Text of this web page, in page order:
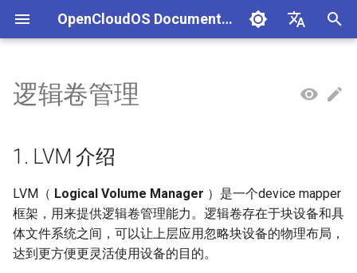
OpenCloudOS Documentation
English
n
a
i
组织架构
社区准则
社区SIG
镜像源地址
邮件列表
OpenCloudOS 版本介绍
OpenCloudOS v8.8发行说明
OpenCloudOS v8.6发行说明
OpenCloudOS v9.0发行说明
OpenCloudOS v9.2发行说明
行说明
快速入门
基础配置
系统管理
内核更新
系统状态监控
可用的存储选项
使用Anaconda_ISO镜像安装
使用虚拟机镜像安装
使用容器镜像安装
桌面安装
系统引导管理
本地化管理
用户管理
软件包管理
日志管理
系统和服务管理
udev机制和使用
网络配置指南
网络诊断指南
OpenSSH使用指南
DHCP服务配置指南
NTP配置指南
1. LVM 介绍
2. 物理卷管理
2.1 创建物理卷
2.2 查看物理卷
2.3 修改物理卷属性
GCC开发指南
LLVM/Clang
GO开发指南
RUST开发指南
Python开发指南
容器用户指南
虚拟化用户指南
OpenStack Wallaby 版本部署
指南
OpenStack Zed 版本部署指南
导入镜像到阿里云
MySQL服务器搭建指南
MariaDB服务器搭建指南
PostgreSQL服务器搭建指南
SQLite使用指南
HA(PCS)部署文档
AI镜像概述
AI镜像列表
AI应用实践
PyTorch大模型部署指南
TensorFlow大模型部署指
PaddlePaddle大模型部署
GPU部署实践
海光环境
沐曦环境
昇腾环境
Adaptation Process
软件兼容性测试指标
硬件兼容性测试指标
Adaptation Lists
OpenSouce Software
Adaptation
Adaptation FAQ
CentOS停服背景与应对方案
CentOS8迁移到
OpenCloudOS8
CentOS7迁移到
OpenCloudOS8
CentOS7迁移到
安全事件处置说明
镜像签名验证指南
漏洞数据API文档
一、项目管理
二、用例管理
导入用例
用例集
三、执行环境
四、任务管理
贡献须知
如何参与文档贡献
如何参与代码贡献 Kernel Development Guide
系统开发文档
Contribution License
逻辑卷管理
1. LVM 介绍
LVM（ Logical Volume Manager ）是一个device mapper
框架，用来提供逻辑卷管理能力。逻辑卷存在于块设备和具
体文件系统之间，可以让上层应用忽略块设备的物理布局，
达到更方便更灵活使用设备的目的。